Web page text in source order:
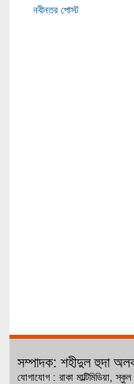
নবীনতর পোস্ট
সম্পাদক: শহীদুল হুদা
যোগাযোগ : রাকা